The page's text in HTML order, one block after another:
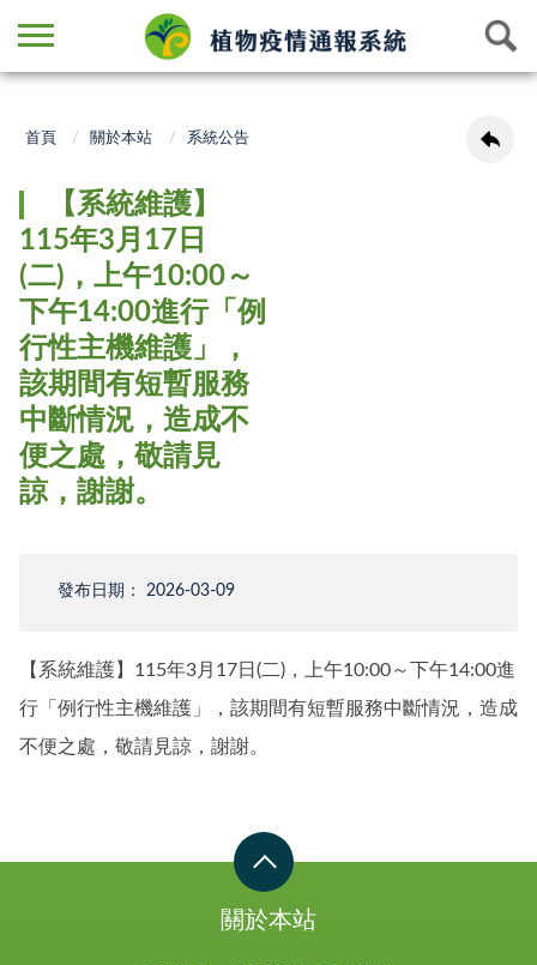
首頁 關於本站 系統公告
【系統維護】
115年3月17日
(二)，上午10:00～
下午14:00進行「例
行性主機維護」，
該期間有短暫服務
中斷情況，造成不
便之處，敬請見
諒，謝謝。
發布日期： 2026-03-09
【系統維護】115年3月17日(二)，上午10:00～下午14:00進
行「例行性主機維護」，該期間有短暫服務中斷情況，造成
不便之處，敬請見諒，謝謝。
關於本站